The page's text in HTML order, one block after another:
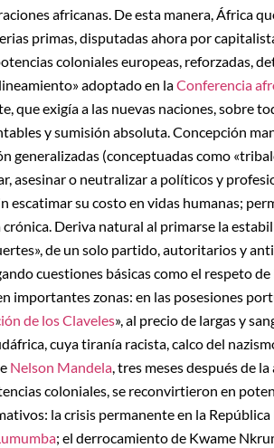
africanas. De esta manera, África
primas, disputadas ahora por
coloniales europeas, reforzadas,
adoptado en laConferencia
que exigía a las nuevas naciones, sobre
y sumisión absoluta. Concepción
generalizadas (conceptuadas como
asesinar o neutralizar a políticos y
escatimar su costo en vidas humanas;
crónica. Deriva natural al primarse la
de un solo partido, autoritarios y
cuestiones básicas como el respeto de
importantes zonas: en las posesiones
de los Claveles», al precio de largas y
cuya tiranía racista, calco del
Nelson Mandela, tres meses después de
coloniales, se reconvirtieron en
la crisis permanente en la
; el derrocamiento de Kwame